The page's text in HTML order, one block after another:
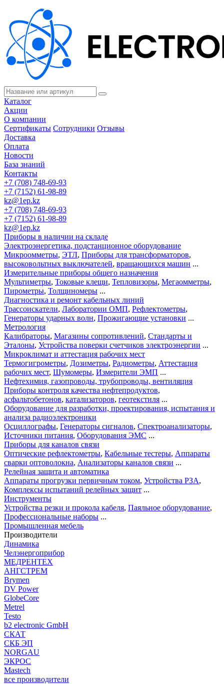
Каталог
Акции
О компании
Сертификаты Сотрудники Отзывы
Доставка
Оплата
Новости
База знаний
Контакты
+7 (708) 748-69-93
+7 (7152) 61-98-89
kz@1ep.kz
+7 (708) 748-69-93
+7 (7152) 61-98-89
kz@1ep.kz
Приборы в наличии на складе
Электроэнергетика, подстанционное оборудование
Микроомметры, ЭТЛ, Приборы для трансформаторов,
высоковольтных выключателей, вращающихся машин ...
Измерительные приборы общего назначения
Мультиметры, Токовые клещи, Тепловизоры, Мегаомметры,
Пирометры, Толщиномеры ...
Диагностика и ремонт кабельных линий
Трассоискатели, Лаборатории ОМП, Рефлектометры,
Генераторы ударных волн, Прожигающие установки ...
Метрология
Калибраторы, Магазины сопротивлений, Стандарты и
Эталоны, Устройства поверки счетчиков электроэнергии ...
Микроклимат и аттестация рабочих мест
Термогигрометры, Дозиметры, Радиометры, Аттестация
рабочих мест, Шумомеры, Измерители ЭМП ...
Нефтехимия, газопроводы, трубопроводы, вентиляция
Приборы контроля качества нефтепродуктов,
асфальтобетонов, катализаторов, геотекстиля ...
Оборудование для разработки, проектирования, испытания и
анализа радиоэлектроники
Осциллографы, Генераторы сигналов, Спектроанализаторы,
Источники питания, Оборудования ЭМС ...
Приборы для каналов связи
Оптические рефлектометры, Кабельные тестеры, Аппараты
сварки оптоволокна, Анализаторы каналов связи ...
Релейная защита и автоматика
Аппараты прогрузки первичным током, Устройства РЗА,
Комплексы испытаний релейных защит ...
Инструменты
Устройства резки и прокола кабеля, Паяльное оборудование,
Профессиональные наборы ...
Промышленная мебель
Производители
Динамика
Челэнергоприбор
МЕДРЕНТЕХ
АНГСТРЕМ
Brymen
DV Power
GlobeCore
Metrel
Testo
b2 electronic GmbH
СКАТ
СКБ ЭП
NORGAU
ЭКРОС
Mastech
все производители